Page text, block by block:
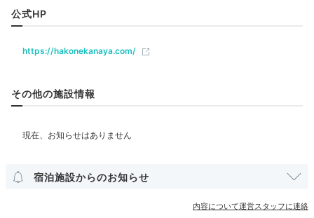
夕食はダイニング「西洋膳所 JOHN KANAYA」にて。
め、和と洋が融合した創作フレンチ「金谷流キュイジー
レストランにてコース料理をいただきました。ワインの
明がとても素敵で、ついつい飲み過ぎてしまいました♪
部屋情報
公式HP
https://hakonekanaya.com/
その他の施設情報
宿泊施設からのお知らせ
内容について運営スタッフに連絡